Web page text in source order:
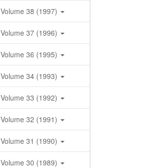
Volume 38 (1997)
Volume 37 (1996)
Volume 36 (1995)
Volume 34 (1993)
Volume 33 (1992)
Volume 32 (1991)
Volume 31 (1990)
Volume 30 (1989)